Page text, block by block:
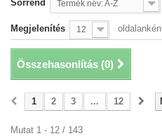
Sorrend Termék név: A-Z
Megjelenítés 12
Összehasonlítás (0)
1 2 3 ... 12
Mutat 1 - 12 / 143